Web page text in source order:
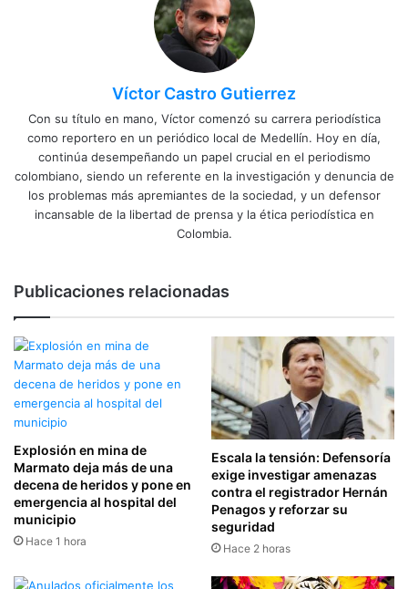
Víctor Castro Gutierrez
Con su título en mano, Víctor comenzó su carrera periodística
como reportero en un periódico local de Medellín. Hoy en día,
continúa desempeñando un papel crucial en el periodismo
colombiano, siendo un referente en la investigación y denuncia de
los problemas más apremiantes de la sociedad, y un defensor
incansable de la libertad de prensa y la ética periodística en
Colombia.
Publicaciones relacionadas
Explosión en mina de
Marmato deja más de una
decena de heridos y pone en
emergencia al hospital del
municipio
Hace 1 hora
Escala la tensión: Defensoría
exige investigar amenazas
contra el registrador Hernán
Penagos y reforzar su
seguridad
Hace 2 horas